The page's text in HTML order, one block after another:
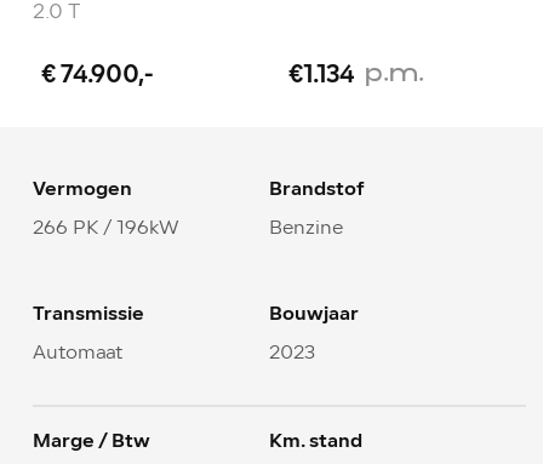
2.0 T
€ 74.900,- €1.134 p.m.
Vermogen
266 PK / 196kW
Brandstof
Benzine
Transmissie
Automaat
Bouwjaar
2023
Marge / Btw
Km. stand